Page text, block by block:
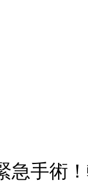
急手術